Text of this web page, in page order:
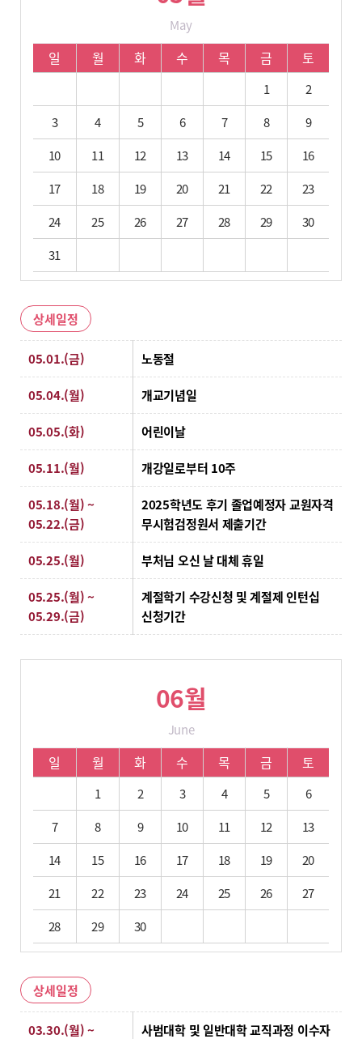
May
05월 학사 일정입니다.
일 월 화 수 목 금 토
1
2
3
4 5 6 7 8
9
10
11 12 13 14 15
16
17
18 19 20 21 22
23
24
25 26 27 28 29
30
31
상세일정
상세일정
05.01.(금)
노동절
05.04.(월) 개교기념일
05.05.(화) 어린이날
05.11.(월) 개강일로부터 10주
05.18.(월) ~
05.22.(금)
2025학년도 후기 졸업예정자 교원자격
무시험검정원서 제출기간
05.25.(월) 부처님 오신 날 대체 휴일
05.25.(월) ~
05.29.(금)
계절학기 수강신청 및 계절제 인턴십
신청기간
06월
June
06월 학사 일정입니다.
일 월 화 수 목 금 토
1 2 3 4 5
6
7
8 9 10 11 12
13
14
15 16 17 18 19
20
21
22 23 24 25 26
27
28
29 30
상세일정
상세일정
03.30.(월) ~
사범대학 및 일반대학 교직과정 이수자